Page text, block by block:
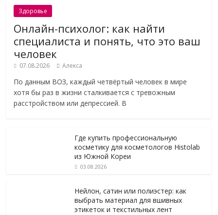
Здоровье
Онлайн-психолог: как найти
специалиста и понять, что это ваш
человек
07.08.2026 Алекса
По данным ВОЗ, каждый четвёртый человек в мире
хотя бы раз в жизни сталкивается с тревожным
расстройством или депрессией. В
Где купить профессиональную
косметику для косметологов Histolab
из Южной Кореи
03.08.2026
Нейлон, сатин или полиэстер: как
выбрать материал для вшивных
этикеток и текстильных лент